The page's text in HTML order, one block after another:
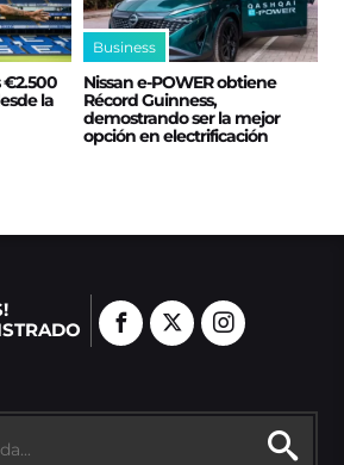
€2.500
la
Business
Nissan e‑POWER obtiene
Récord Guinness,
demostrando ser la mejor
opción en electrificación